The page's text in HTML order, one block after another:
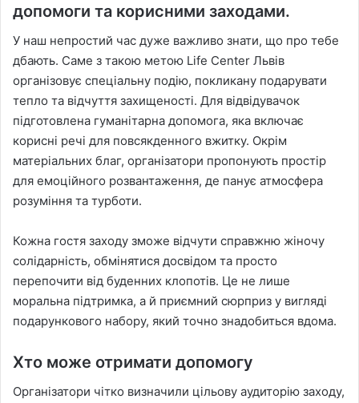
допомоги та корисними заходами.
У наш непростий час дуже важливо знати, що про тебе
дбають. Саме з такою метою Life Center Львів
організовує спеціальну подію, покликану подарувати
тепло та відчуття захищеності. Для відвідувачок
підготовлена гуманітарна допомога, яка включає
корисні речі для повсякденного вжитку. Окрім
матеріальних благ, організатори пропонують простір
для емоційного розвантаження, де панує атмосфера
розуміння та турботи.
Кожна гостя заходу зможе відчути справжню жіночу
солідарність, обмінятися досвідом та просто
перепочити від буденних клопотів. Це не лише
моральна підтримка, а й приємний сюрприз у вигляді
подарункового набору, який точно знадобиться вдома.
Хто може отримати допомогу
Організатори чітко визначили цільову аудиторію заходу,